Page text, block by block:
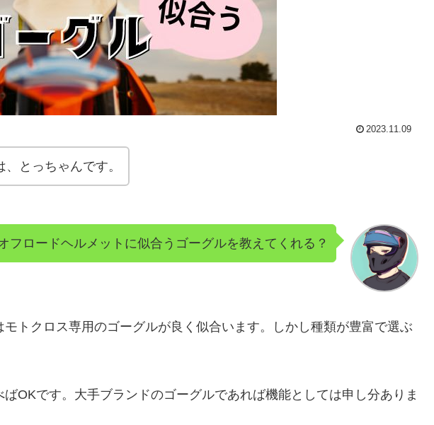
2023.11.09
、とっちゃんです。
フロードヘルメットに似合うゴーグルを教えてくれる？
トクロス専用のゴーグルが良く似合います。しかし種類が豊富で選ぶ
OKです。大手ブランドのゴーグルであれば機能としては申し分ありま